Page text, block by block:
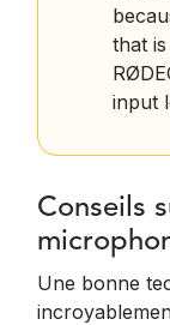
that
input
Conseils
Une bonne